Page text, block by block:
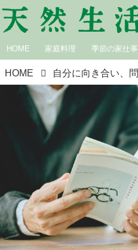
HOME 家庭料理 季節の家仕事
HOME